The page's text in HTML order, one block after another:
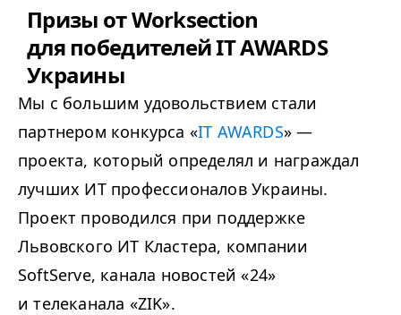
Призы от Worksection
для победителей IT AWARDS
Украины
Мы с большим удовольствием стали
партнером конкурса «IT AWARDS» —
проекта, который определял и награждал
лучших ИТ профессионалов Украины.
Проект проводился при поддержке
Львовского ИТ Кластера, компании
SoftServe, канала новостей«24»
и телеканала «ZIK».